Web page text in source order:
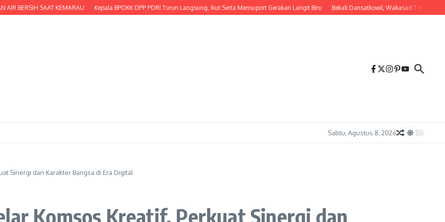
SAAT KEMARAU Kepala BPOKK DPP PDRI Turun Langsung, Ikut Serta Mensuport Gerakan Langit Biru Bekali Dansatkowil, Wakasad Tekankan
Sabtu, Agustus 8, 2026
Sinergi dan Karakter Bangsa di Era Digital
Komsos Kreatif, Perkuat Sinergi dan